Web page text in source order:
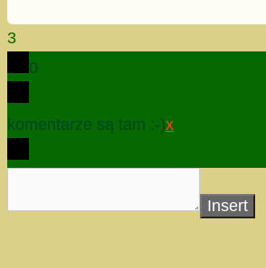
3
0
komentarze są tam :-)x
Insert